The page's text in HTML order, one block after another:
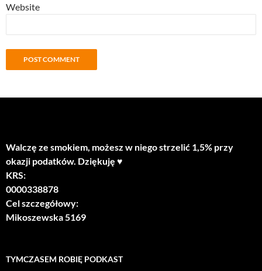
Website
Walczę ze smokiem, możesz w niego strzelić 1,5% przy
okazji podatków. Dziękuję ♥
KRS:
0000338878
Cel szczegółowy:
Mikoszewska 5169
TYMCZASEM ROBIĘ PODKAST